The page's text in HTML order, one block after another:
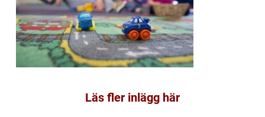
Läs fler inlägg här